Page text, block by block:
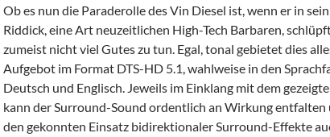
Ob es nun die Paraderolle des Vin Diesel ist, wenn er in
Riddick, eine Art neuzeitlichen High-Tech Barbaren,
zumeist nicht viel Gutes zu tun. Egal, tonal gebietet dies
Aufgebot im Format DTS-HD 5.1, wahlweise in den
Deutsch und Englisch. Jeweils im Einklang mit dem
kann der Surround-Sound ordentlich an Wirkung entfalten
den gekonnten Einsatz bidirektionaler Surround-Effekte